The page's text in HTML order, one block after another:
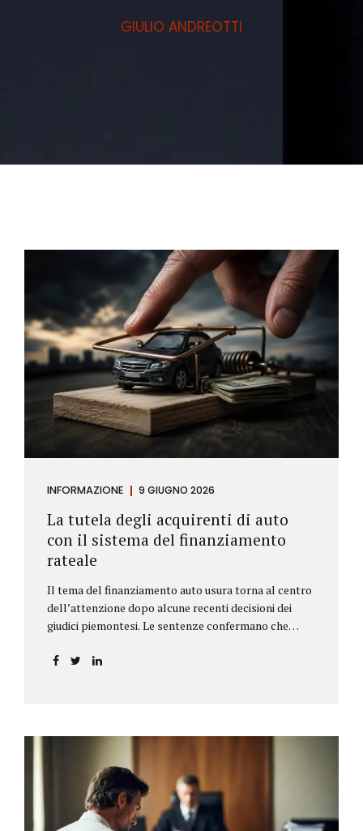
GIULIO ANDREOTTI
INFORMAZIONE 9 GIUGNO 2026
La tutela degli acquirenti di auto
con il sistema del finanziamento
rateale
Il tema del finanziamento auto usura torna al centro
dell’attenzione dopo alcune recenti decisioni dei
giudici piemontesi. Le sentenze confermano che
incidere sul calcolo del tasso effettivo e aprire la